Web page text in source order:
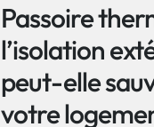
Passoire
l’isolation
peut-elle
votre